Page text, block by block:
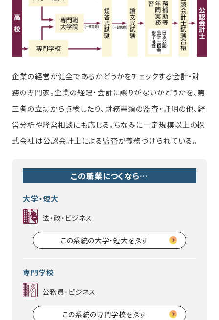
企業の経営が健全であるかどうかをチェックする会計・財
務の専門家。企業の経理・会計に誤りがないかどうかを、第
三者の立場から点検したり、財務書類の監査・証明の他、経
営分析や経営相談にも応じる。ちなみに一定規模以上の株
式会社は公認会計士による監査が義務づけられている。
この職業につくなら…
大学・短大
法・政・ビジネス
この系統の大学・短大を探す
専門学校
公務員・ビジネス
この系統の専門学校を探す